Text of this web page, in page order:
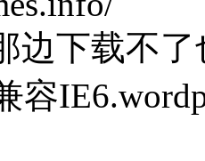
边下载不
容